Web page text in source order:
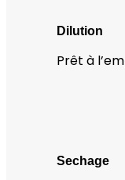
Dilution
Prêt à
Sechage